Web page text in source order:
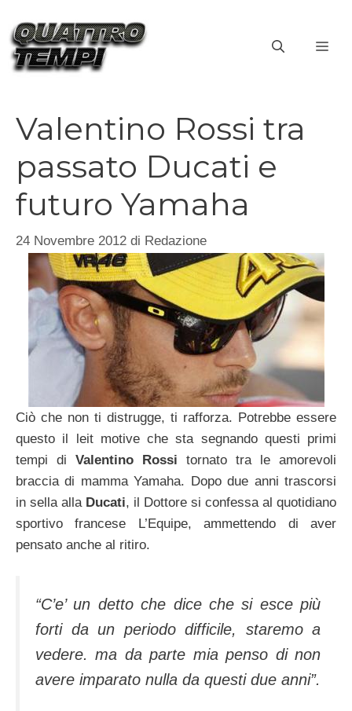
contenuto
Valentino Rossi tra
passato Ducati e
futuro Yamaha
24 Novembre 2012 di Redazione
Ciò che non ti distrugge, ti rafforza. Potrebbe essere
questo il leit motive che sta segnando questi primi
tempi di Valentino Rossi tornato tra le amorevoli
braccia di mamma Yamaha. Dopo due anni trascorsi
in sella alla Ducati, il Dottore si confessa al quotidiano
sportivo francese L’Equipe, ammettendo di aver
pensato anche al ritiro.
“C’e’ un detto che dice che si esce più
forti da un periodo difficile, staremo a
vedere. ma da parte mia penso di non
avere imparato nulla da questi due anni”.